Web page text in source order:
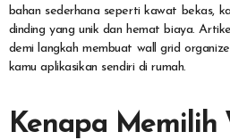
bahan sederhana seperti kawat bekas,
dinding yang unik dan hemat biaya.
demi langkah membuat wall grid
kamu aplikasikan sendiri di rumah.
Kenapa Memilih